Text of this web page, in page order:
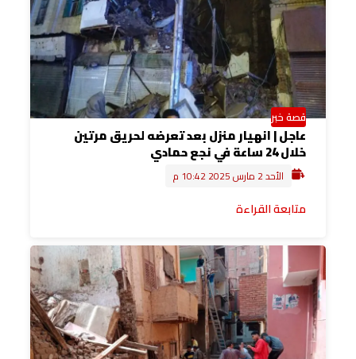
قصة خبر
عاجل | انهيار منزل بعد تعرضه لحريق مرتين
خلال 24 ساعة في نجع حمادي
الأحد 2 مارس 2025 10:42 م
متابعة القراءة